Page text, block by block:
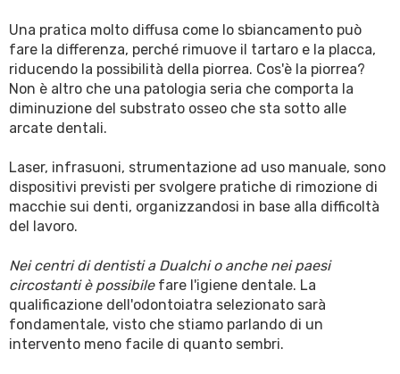
Una pratica molto diffusa come lo sbiancamento può
fare la differenza, perché rimuove il tartaro e la placca,
riducendo la possibilità della piorrea. Cos'è la piorrea?
Non è altro che una patologia seria che comporta la
diminuzione del substrato osseo che sta sotto alle
arcate dentali.
Laser, infrasuoni, strumentazione ad uso manuale, sono
dispositivi previsti per svolgere pratiche di rimozione di
macchie sui denti, organizzandosi in base alla difficoltà
del lavoro.
Nei centri di dentisti a Dualchi o anche nei paesi
circostanti è possibilefare l'igiene dentale. La
qualificazione dell'odontoiatra selezionato sarà
fondamentale, visto che stiamo parlando di un
intervento meno facile di quanto sembri.